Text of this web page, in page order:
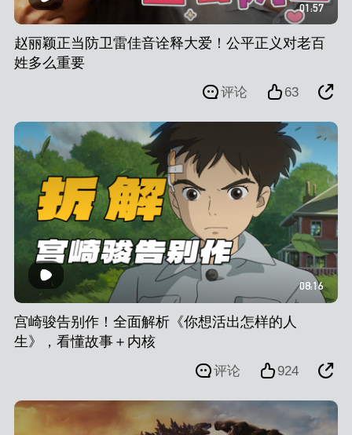
01:57
赵丽颖正当防卫雷佳音诠释大爱！公平正义对老百
姓多么重要
63
评论
08:16
宫崎骏告别作！全面解析《你想活出怎样的人
生》，看懂故事＋内核
924
评论